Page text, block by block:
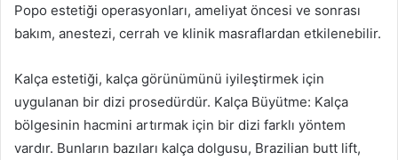
Popo estetiği operasyonları, ameliyat öncesi ve sonrası
bakım, anestezi, cerrah ve klinik masraflardan etkilenebilir.
Kalça estetiği, kalça görünümünü iyileştirmek için
uygulanan bir dizi prosedürdür. Kalça Büyütme: Kalça
bölgesinin hacmini artırmak için bir dizi farklı yöntem
vardır. Bunların bazıları kalça dolgusu, Brazilian butt lift,